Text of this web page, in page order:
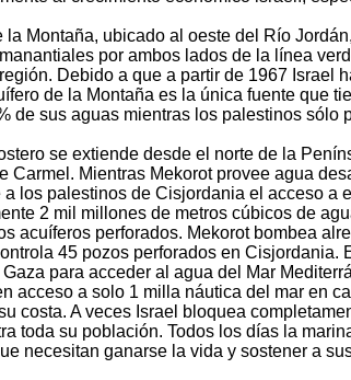
la Montaña, ubicado al oeste del Río
por ambos lados de la línea
Debido a que a partir de 1967 Israel
de la Montaña es la única fuente que
de sus aguas mientras los palestinos sólo
se extiende desde el norte de la
Carmel. Mientras Mekorot provee agua
a los palestinos de Cisjordania el acceso a
2 mil millones de metros cúbicos de
acuíferos perforados. Mekorot bombea
45 pozos perforados en Cisjordania.
para acceder al agua del Mar
acceso a solo 1 milla náutica del mar en
costa. A veces Israel bloquea
toda su población. Todos los días la
necesitan ganarse la vida y sostener a